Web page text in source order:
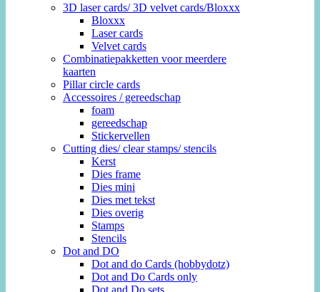
3D laser cards/ 3D velvet cards/Bloxxx
Bloxxx
Laser cards
Velvet cards
Combinatiepakketten voor meerdere
kaarten
Pillar circle cards
Accessoires / gereedschap
foam
gereedschap
Stickervellen
Cutting dies/ clear stamps/ stencils
Kerst
Dies frame
Dies mini
Dies met tekst
Dies overig
Stamps
Stencils
Dot and DO
Dot and do Cards (hobbydotz)
Dot and Do Cards only
Dot and Do sets